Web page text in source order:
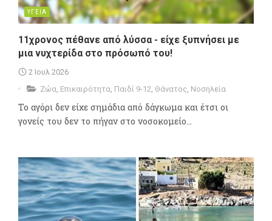
ΥΓΕΙΑ
11χρονος πέθανε από λύσσα - είχε ξυπνήσει με
μια νυχτερίδα στο πρόσωπό του!
2 Ιουλ 2026
Ζώα, Επικαιρότητα, Παιδί 9-12, Θάνατος, Νοσηλεία
Το αγόρι δεν είχε σημάδια από δάγκωμα και έτσι οι
γονείς του δεν το πήγαν στο νοσοκομείο...